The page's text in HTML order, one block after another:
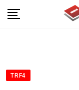
TRF4